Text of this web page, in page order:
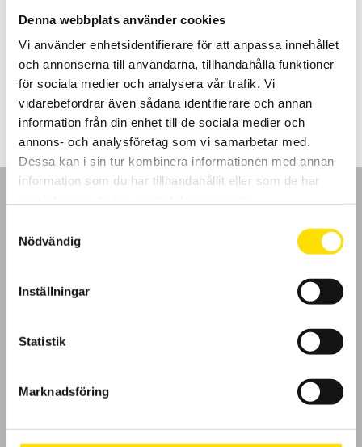
Denna webbplats använder cookies
Vi använder enhetsidentifierare för att anpassa innehållet
och annonserna till användarna, tillhandahålla funktioner
för sociala medier och analysera vår trafik. Vi
vidarebefordrar även sådana identifierare och annan
information från din enhet till de sociala medier och
annons- och analysföretag som vi samarbetar med.
Dessa kan i sin tur kombinera informationen med annan
information som du har tillhandahållit eller som de har
Nödvändig
Inställningar
Statistik
Marknadsföring
CA8511 Digital omsättningsmeter
Digital portabel omsättningsmätare för mätning av omsättningen
på alla effekt, spännings och strömtransformatorer.
49,750.00 kr LÄS MER